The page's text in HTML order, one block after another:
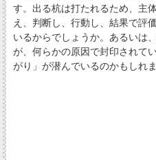
す。出る杭は打たれるため、主
え、判断し、行動し、結果で評
いるからでしょうか。あるいは
が、何らかの原因で封印されて
がり」が潜んでいるのかもしれま